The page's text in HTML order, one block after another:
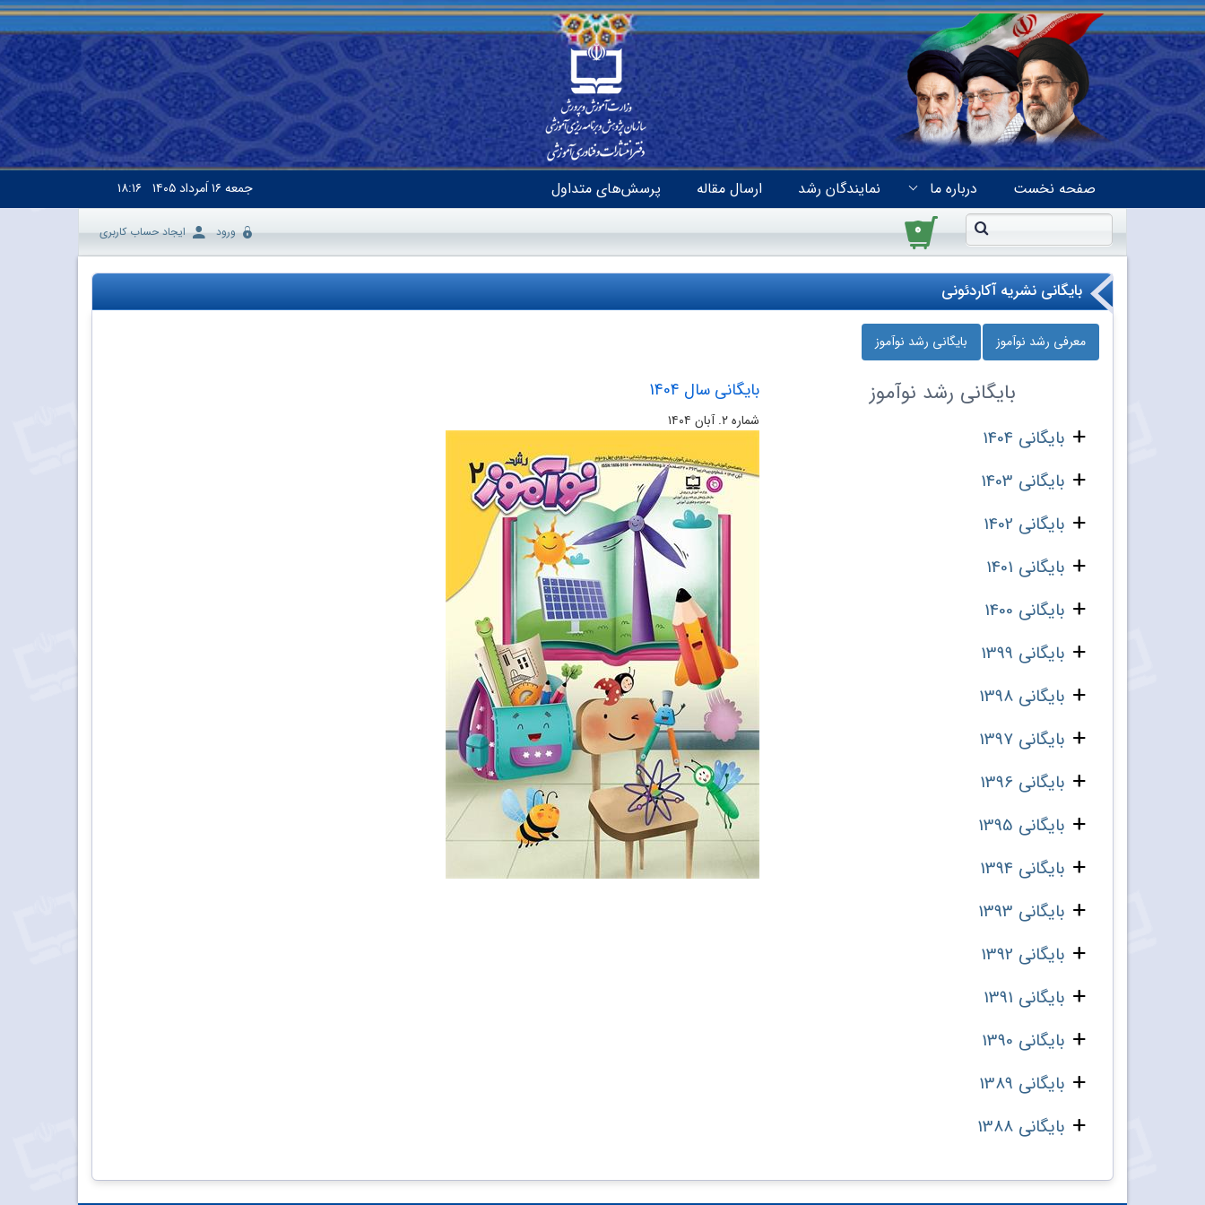
صفحه نخست درباره ما نمایندگان رشد ارسال مقاله پرسش‌های متداول جمعه۱۶ اَمرداد ۱۴۰۵ ۱۸:۱۶
۰ ورود ایجاد حساب کاربری
بایگانی نشریه آکاردئونی
معرفی رشد نوآموز بایگانی رشد نوآموز
بایگانی رشد نوآموز
بایگانی 1404
بایگانی 1403
بایگانی 1402
بایگانی 1401
بایگانی 1400
بایگانی 1399
بایگانی 1398
بایگانی 1397
بایگانی 1396
بایگانی 1395
بایگانی 1394
بایگانی 1393
بایگانی 1392
بایگانی 1391
بایگانی 1390
بایگانی 1389
بایگانی 1388
بایگانی سال 1404
شماره ۲. آبان ۱۴۰۴